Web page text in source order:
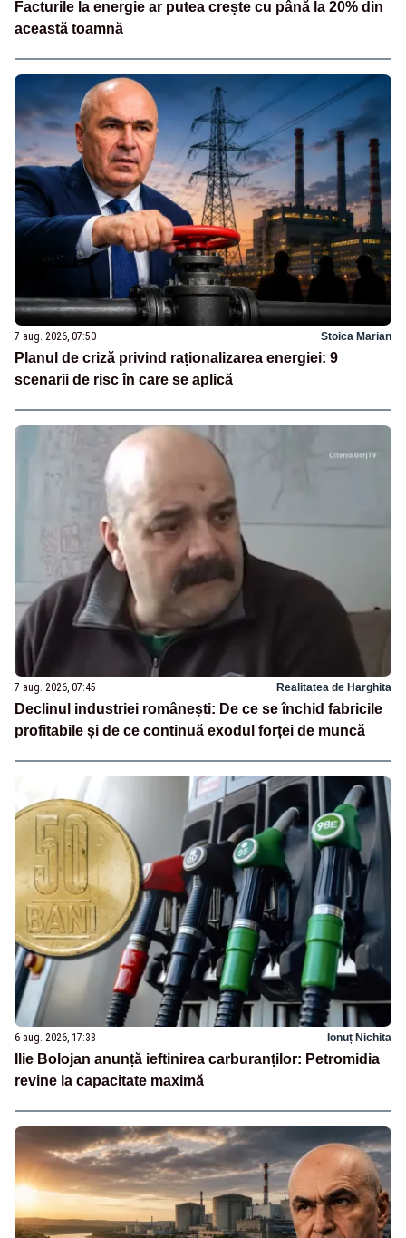
Facturile la energie ar putea crește cu până la 20% din
această toamnă
7 aug. 2026, 07:50 Stoica Marian
Planul de criză privind raționalizarea energiei: 9
scenarii de risc în care se aplică
7 aug. 2026, 07:45 Realitatea de Harghita
Declinul industriei românești: De ce se închid fabricile
profitabile și de ce continuă exodul forței de muncă
6 aug. 2026, 17:38 Ionuț Nichita
Ilie Bolojan anunță ieftinirea carburanților: Petromidia
revine la capacitate maximă